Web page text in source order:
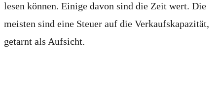
lesen können. Einige davon sind die Zeit wert. Die
meisten sind eine Steuer auf die Verkaufskapazität,
getarnt als Aufsicht.